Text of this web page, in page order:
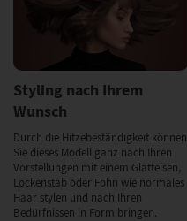
Styling nach Ihrem
Wunsch
Durch die Hitzebeständigkeit können
Sie dieses Modell ganz nach Ihren
Vorstellungen mit einem Glätteisen,
Lockenstab oder Föhn wie normales
Haar stylen und nach Ihren
Bedürfnissen in Form bringen.